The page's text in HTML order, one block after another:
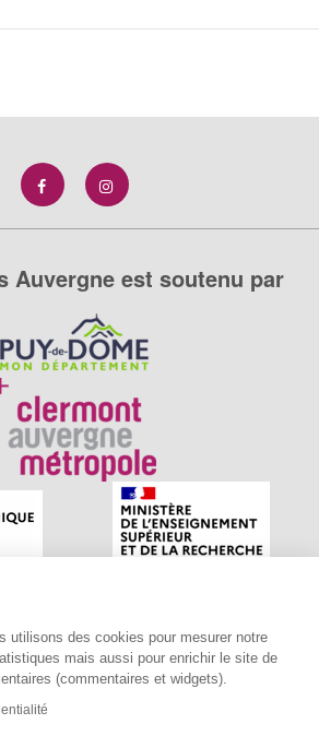
utilisons des cookies pour mesurer notre
mais aussi pour enrichir le site de
(commentaires et widgets).
Auvergne est soutenu par
est le réseau social des amateurs
du territoire. Propulsé par